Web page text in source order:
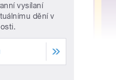
vysílaní
dění v